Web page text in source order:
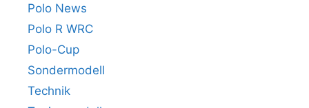
Polo News
Polo R WRC
Polo-Cup
Sondermodell
Technik